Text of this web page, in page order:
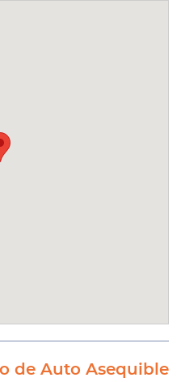
de Auto Asequible